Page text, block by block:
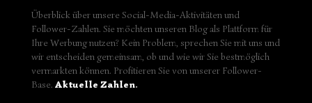
Überblick über unsere Social-Media-Aktivitäten und
Follower-Zahlen. Sie möchten unseren Blog als Plattform für
Ihre Werbung nutzen? Kein Problem, sprechen Sie mit uns und
wir entscheiden gemeinsam, ob und wie wir Sie bestmöglich
vermarkten können. Profitieren Sie von unserer Follower-
Base. Aktuelle Zahlen.